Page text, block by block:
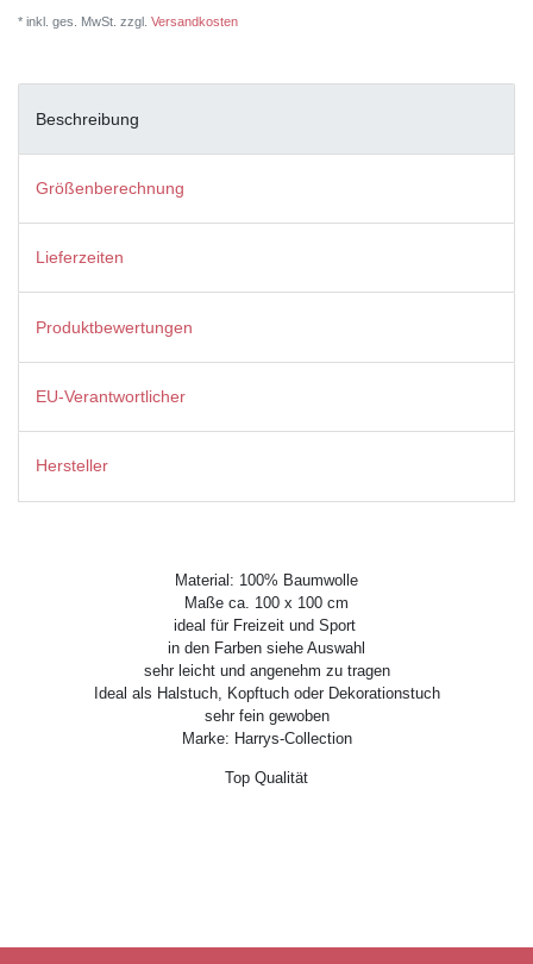
* inkl. ges. MwSt. zzgl. Versandkosten
Beschreibung
Größenberechnung
Lieferzeiten
Produktbewertungen
EU-Verantwortlicher
Hersteller
Material: 100% Baumwolle
Maße ca. 100 x 100 cm
ideal für Freizeit und Sport
in den Farben siehe Auswahl
sehr leicht und angenehm zu tragen
Ideal als Halstuch, Kopftuch oder Dekorationstuch
sehr fein gewoben
Marke: Harrys-Collection
Top Qualität